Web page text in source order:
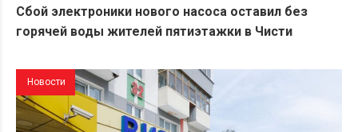
Сбой электроники нового насоса оставил без
горячей воды жителей пятиэтажки в Чисти
Новости